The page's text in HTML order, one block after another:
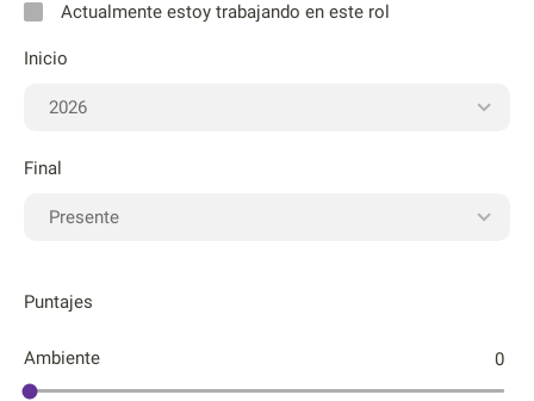
Actualmente estoy trabajando en este rol
Inicio
Final
Puntajes
Ambiente 0